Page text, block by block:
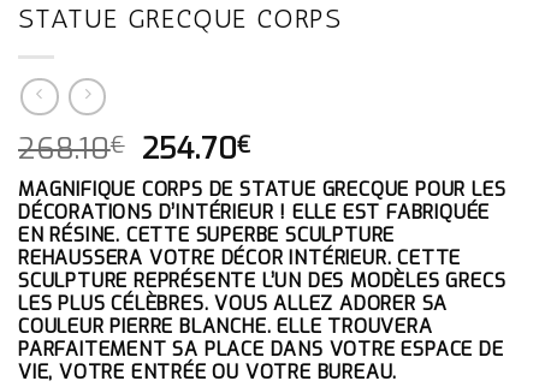
STATUE GRECQUE CORPS
268.10€ LE
PRIX
INITIAL
ÉTAIT :
268.10€.
254.70€
PRIX
ACTUEL
EST :
254.70€.
MAGNIFIQUE CORPS DE STATUE GRECQUE POUR LES
DÉCORATIONS D’INTÉRIEUR ! ELLE EST FABRIQUÉE
EN RÉSINE. CETTE SUPERBE SCULPTURE
REHAUSSERA VOTRE DÉCOR INTÉRIEUR. CETTE
SCULPTURE REPRÉSENTE L’UN DES MODÈLES GRECS
LES PLUS CÉLÈBRES. VOUS ALLEZ ADORER SA
COULEUR PIERRE BLANCHE. ELLE TROUVERA
PARFAITEMENT SA PLACE DANS VOTRE ESPACE DE
VIE, VOTRE ENTRÉE OU VOTRE BUREAU.